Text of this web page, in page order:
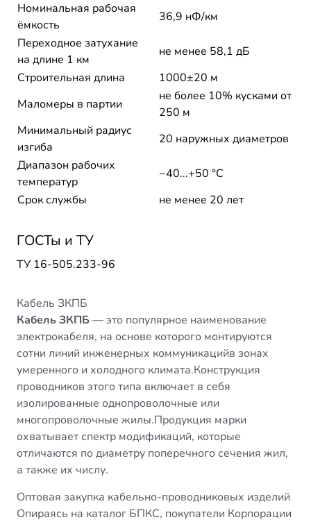
Номинальная рабочая
ёмкость
36,9 нФ/км
Переходное затухание
на длине 1 км
не менее 58,1 дБ
Строительная длина
1000±20 м
Маломеры в партии
не более 10% кусками от
250 м
Минимальный радиус
изгиба
20 наружных диаметров
Диапазон рабочих
температур
−40...+50 °C
Срок службы
не менее 20 лет
ГОСТы и ТУ
ТУ 16-505.233-96
Кабель ЗКПБ
Кабель ЗКПБ— это популярное наименование
электрокабеля, на основе которого монтируются
сотни линий инженерных коммуникацийв зонах
умеренного и холодного климата.Конструкция
проводников этого типа включает в себя
изолированные однопроволочные или
многопроволочные жилы.Продукция марки
охватывает спектр модификаций, которые
отличаются по диаметру поперечного сечения жил,
а также их числу.
Оптовая закупка кабельно-проводниковых изделий
Опираясь на каталог БПКС, покупатели Корпорации